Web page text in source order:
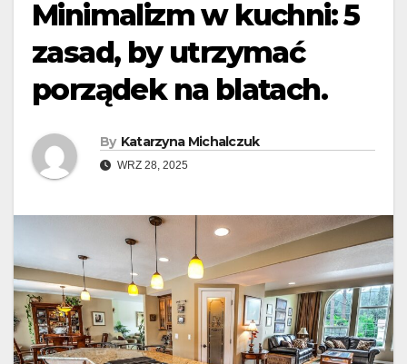
Minimalizm w kuchni: 5
zasad, by utrzymać
porządek na blatach.
By Katarzyna Michalczuk
WRZ 28, 2025